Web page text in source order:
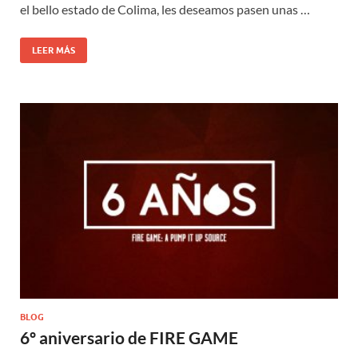
el bello estado de Colima, les deseamos pasen unas …
LEER MÁS
BLOG
6º aniversario de FIRE GAME